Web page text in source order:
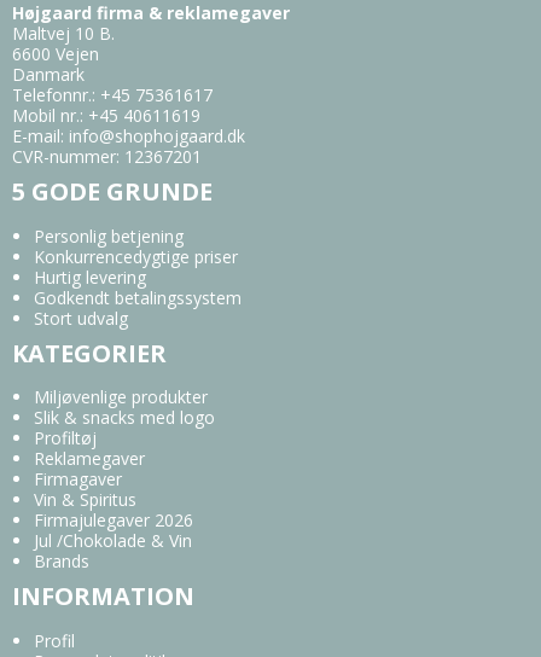
Højgaard firma & reklamegaver
Maltvej 10 B.
6600 Vejen
Danmark
Telefonnr.: +45 75361617
Mobil nr.: +45 40611619
E-mail: info@shophojgaard.dk
CVR-nummer: 12367201
5 GODE GRUNDE
Personlig betjening
Konkurrencedygtige priser
Hurtig levering
Godkendt betalingssystem
Stort udvalg
KATEGORIER
Miljøvenlige produkter
Slik & snacks med logo
Profiltøj
Reklamegaver
Firmagaver
Vin & Spiritus
Firmajulegaver 2026
Jul /Chokolade & Vin
Brands
INFORMATION
Profil